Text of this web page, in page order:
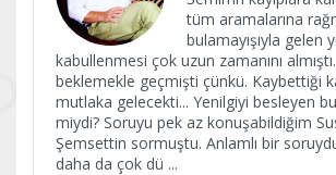
tüm aramalarına
bulamayışıyla gelen
kabullenmesi çok uzun zamanını
beklemekle geçmişti çünkü. Kaybettiği
mutlaka gelecekti... Yenilgiyi besleyen
miydi? Soruyu pek az konuşabildiğim
Şemsettin sormuştu. Anlamlı bir
daha da çok dü ...